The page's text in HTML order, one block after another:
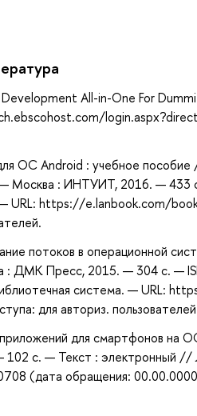
All-in-One For
ОС Android : учебное
Москва : ИНТУИТ, 2016. — 433
— URL: https://e.lanbook.com/
потоков в операционной
: ДМК Пресс, 2015. — 304 с. —
система. — URL:
для авториз.
для смартфонов
с. — Текст : электронный //
(дата обращения: